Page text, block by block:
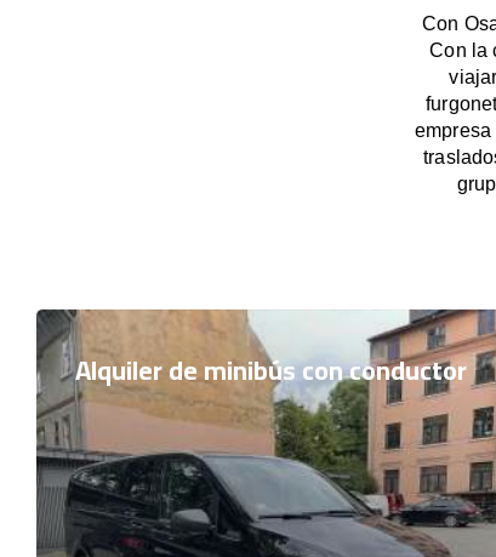
Con
Con la
Alquiler de minibús con conductor